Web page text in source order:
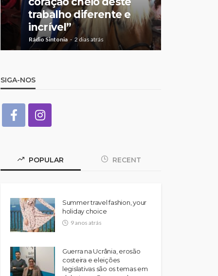
trabalho diferente e
incrível”
Rádio Sintonia 2 dias atrás
SIGA-NOS
POPULAR RECENT
Summer travel fashion, your
holiday choice
9 anos atrás
Guerra na Ucrânia, erosão
costeira e eleições
legislativas são os temas em